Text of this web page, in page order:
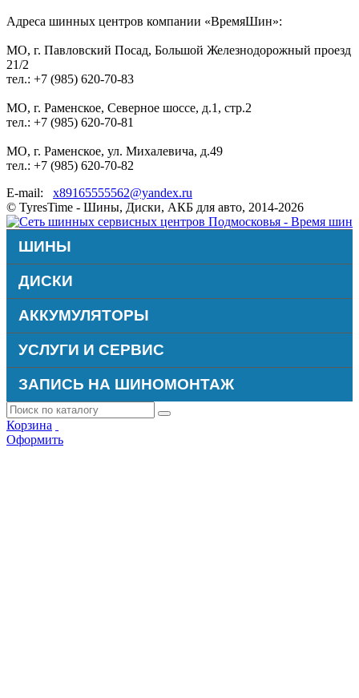
Адреса шинных центров компании «ВремяШин»:
МО, г. Павловский Посад, Большой Железнодорожный проезд
21/2
тел.: +7 (985) 620-70-83
МО, г. Раменское, Северное шоссе, д.1, стр.2
тел.: +7 (985) 620-70-81
МО, г. Раменское, ул. Михалевича, д.49
тел.: +7 (985) 620-70-82
E-mail: x89165555562@yandex.ru
© TyresTime - Шины, Диски, АКБ для авто, 2014-2026
ШИНЫ
ДИСКИ
АККУМУЛЯТОРЫ
УСЛУГИ И СЕРВИС
ЗАПИСЬ НА ШИНОМОНТАЖ
Корзина
Оформить